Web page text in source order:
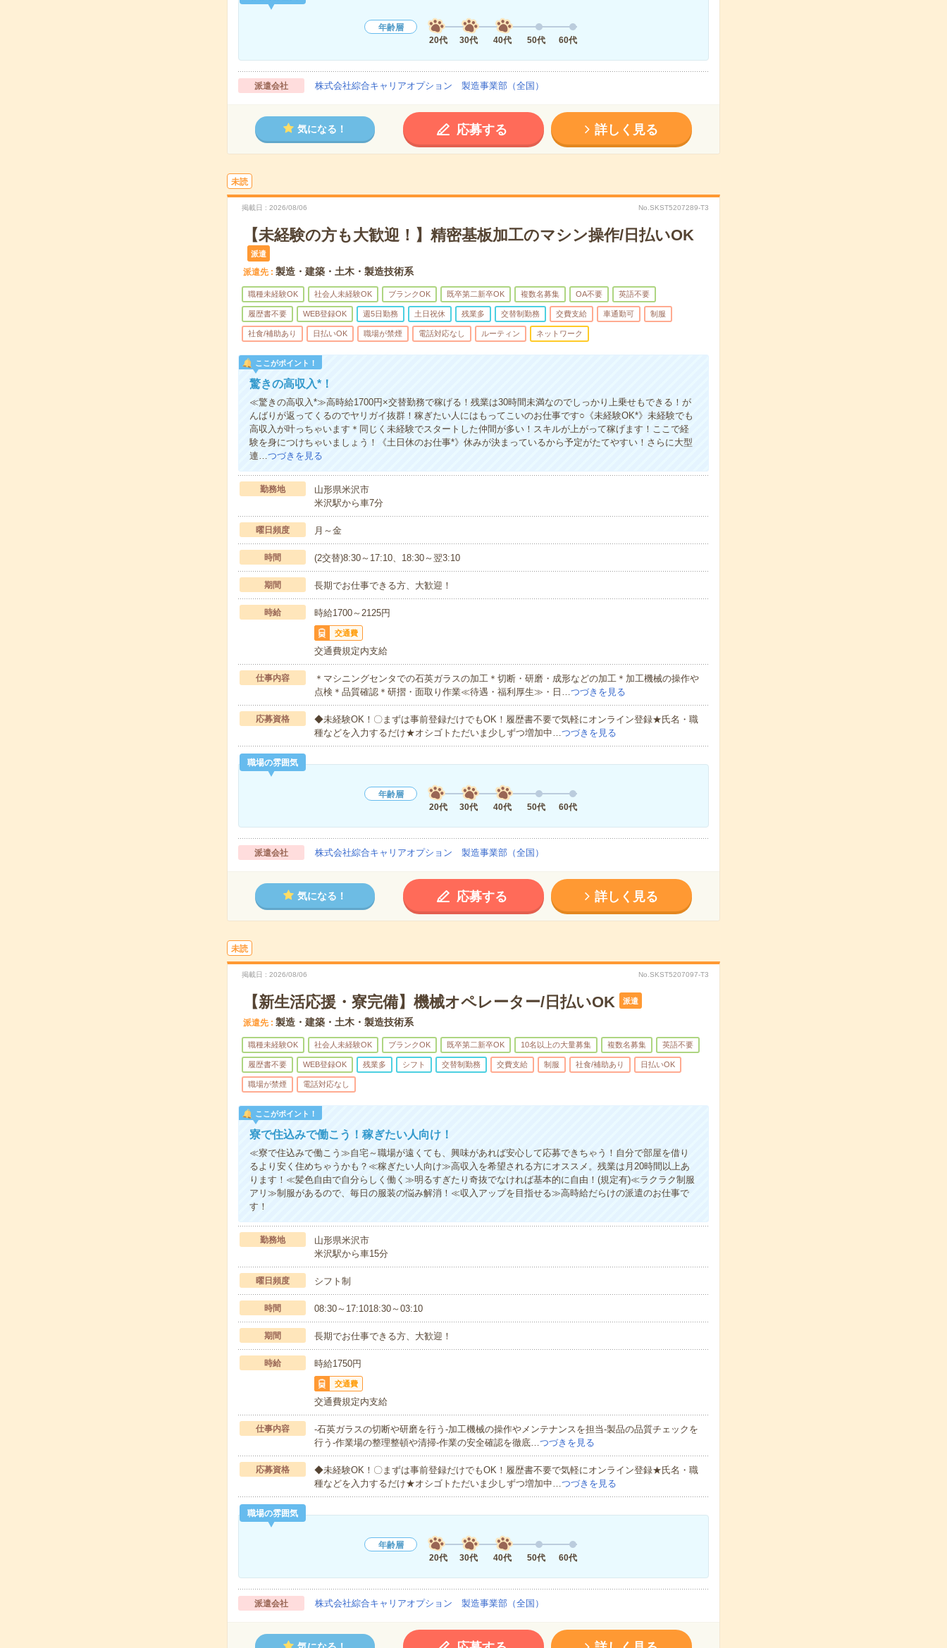
年齢層
20代
30代 40代 50代 60代
派遣会社 株式会社綜合キャリアオプション 製造事業部（全国）
気になる！ 応募する 詳しく見る
未読
掲載日 2026/08/06 No.SKST5207289-T3
【未経験の方も大歓迎！】精密基板加工のマシン操作/日払いOK
派遣
派遣先 製造・建築・土木・製造技術系
職種未経験OK 社会人未経験OK ブランクOK 既卒第二新卒OK 複数名募集 OA不要 英語不要
履歴書不要 WEB登録OK 週5日勤務 土日祝休 残業多 交替制勤務 交費支給 車通勤可 制服
社食/補助あり 日払いOK 職場が禁煙 電話対応なし ルーティン ネットワーク
ここがポイント！
驚きの高収入*！
≪驚きの高収入*≫高時給1700円×交替勤務で稼げる！残業は30時間未満なのでしっかり上乗せもできる！が
んばりが返ってくるのでヤリガイ抜群！稼ぎたい人にはもってこいのお仕事です○《未経験OK*》未経験でも
高収入が叶っちゃいます＊同じく未経験でスタートした仲間が多い！スキルが上がって稼げます！ここで経
験を身につけちゃいましょう！《土日休のお仕事*》休みが決まっているから予定がたてやすい！さらに大型
連…つづきを見る
勤務地
山形県米沢市
米沢駅から車7分
曜日頻度 月～金
時間 (2交替)8:30～17:10、18:30～翌3:10
期間 長期でお仕事できる方、大歓迎！
時給 時給1700～2125円
交通費
交通費規定内支給
仕事内容
＊マシニングセンタでの石英ガラスの加工＊切断・研磨・成形などの加工＊加工機械の操作や
点検＊品質確認＊研摺・面取り作業≪待遇・福利厚生≫・日…つづきを見る
応募資格
◆未経験OK！〇まずは事前登録だけでもOK！履歴書不要で気軽にオンライン登録★氏名・職
種などを入力するだけ★オシゴトただいま少しずつ増加中…つづきを見る
職場の雰囲気
年齢層
20代
30代 40代 50代 60代
派遣会社 株式会社綜合キャリアオプション 製造事業部（全国）
気になる！ 応募する 詳しく見る
未読
掲載日 2026/08/06 No.SKST5207097-T3
【新生活応援・寮完備】機械オペレーター/日払いOK 派遣
派遣先 製造・建築・土木・製造技術系
職種未経験OK 社会人未経験OK ブランクOK 既卒第二新卒OK 10名以上の大量募集 複数名募集 英語不要
履歴書不要 WEB登録OK 残業多 シフト 交替制勤務 交費支給 制服 社食/補助あり 日払いOK
職場が禁煙 電話対応なし
ここがポイント！
寮で住込みで働こう！稼ぎたい人向け！
≪寮で住込みで働こう≫自宅～職場が遠くても、興味があれば安心して応募できちゃう！自分で部屋を借り
るより安く住めちゃうかも？≪稼ぎたい人向け≫高収入を希望される方にオススメ。残業は月20時間以上あ
ります！≪髪色自由で自分らしく働く≫明るすぎたり奇抜でなければ基本的に自由！(規定有)≪ラクラク制服
アリ≫制服があるので、毎日の服装の悩み解消！≪収入アップを目指せる≫高時給だらけの派遣のお仕事で
す！
勤務地
山形県米沢市
米沢駅から車15分
曜日頻度 シフト制
時間 08:30～17:1018:30～03:10
期間 長期でお仕事できる方、大歓迎！
時給 時給1750円
交通費
交通費規定内支給
仕事内容
-石英ガラスの切断や研磨を行う-加工機械の操作やメンテナンスを担当-製品の品質チェックを
行う-作業場の整理整頓や清掃-作業の安全確認を徹底…つづきを見る
応募資格
◆未経験OK！〇まずは事前登録だけでもOK！履歴書不要で気軽にオンライン登録★氏名・職
種などを入力するだけ★オシゴトただいま少しずつ増加中…つづきを見る
職場の雰囲気
年齢層
20代
30代 40代 50代 60代
派遣会社 株式会社綜合キャリアオプション 製造事業部（全国）